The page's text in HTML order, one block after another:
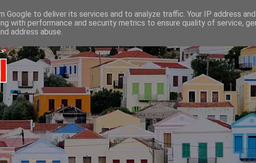
Google to deliver its services and to analyze traffic. Your IP address
with performance and security metrics to ensure quality of service,
address abuse.